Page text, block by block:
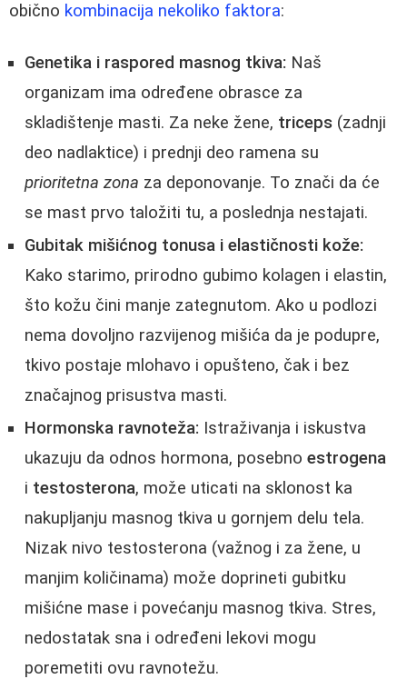
obično kombinacija nekoliko faktora:
Genetika i raspored masnog tkiva: Naš
organizam ima određene obrasce za
skladištenje masti. Za neke žene, triceps (zadnji
deo nadlaktice) i prednji deo ramena su
prioritetna zona za deponovanje. To znači da će
se mast prvo taložiti tu, a poslednja nestajati.
Gubitak mišićnog tonusa i elastičnosti kože:
Kako starimo, prirodno gubimo kolagen i elastin,
što kožu čini manje zategnutom. Ako u podlozi
nema dovoljno razvijenog mišića da je podupre,
tkivo postaje mlohavo i opušteno, čak i bez
značajnog prisustva masti.
Hormonska ravnoteža: Istraživanja i iskustva
ukazuju da odnos hormona, posebno estrogena
i testosterona, može uticati na sklonost ka
nakupljanju masnog tkiva u gornjem delu tela.
Nizak nivo testosterona (važnog i za žene, u
manjim količinama) može doprineti gubitku
mišićne mase i povećanju masnog tkiva. Stres,
nedostatak sna i određeni lekovi mogu
poremetiti ovu ravnotežu.